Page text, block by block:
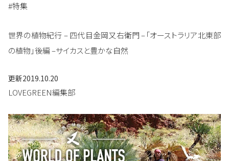
#特集
世界の植物紀行 – 四代目金岡又右衛門 –「オーストラリア北東部
の植物」後編 –サイカスと豊かな自然
更新2019.10.20
LOVEGREEN編集部